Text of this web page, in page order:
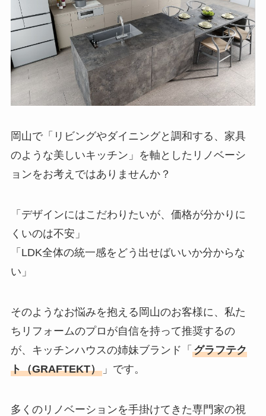
岡山で「リビングやダイニングと調和する、家具
のような美しいキッチン」を軸としたリノベーシ
ョンをお考えではありませんか？
「デザインにはこだわりたいが、価格が分かりに
くいのは不安」
「LDK全体の統一感をどう出せばいいか分からな
い」
そのようなお悩みを抱える岡山のお客様に、私た
ちリフォームのプロが自信を持って推奨するの
が、キッチンハウスの姉妹ブランド「 グラフテク
ト（GRAFTEKT）」です。
多くのリノベーションを手掛けてきた専門家の視